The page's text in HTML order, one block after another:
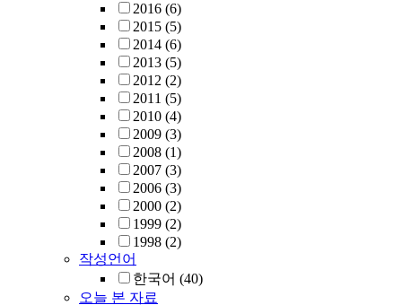
2016 (6)
2015 (5)
2014 (6)
2013 (5)
2012 (2)
2011 (5)
2010 (4)
2009 (3)
2008 (1)
2007 (3)
2006 (3)
2000 (2)
1999 (2)
1998 (2)
작성언어
한국어 (40)
오늘 본 자료